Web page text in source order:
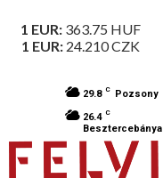
1 EUR: 363.75 HUF
1 EUR: 24.210CZK
29.8 C Pozsony
26.4 C
Besztercebánya